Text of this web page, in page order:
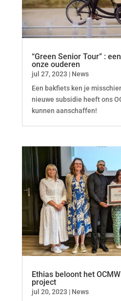
“Green Senior Tour” :
onze ouderen
jul 27, 2023 | News
Een bakfiets ken je
nieuwe subsidie heeft ons
kunnen aanschaffen!
Ethias beloont het
project
jul 20, 2023 | News